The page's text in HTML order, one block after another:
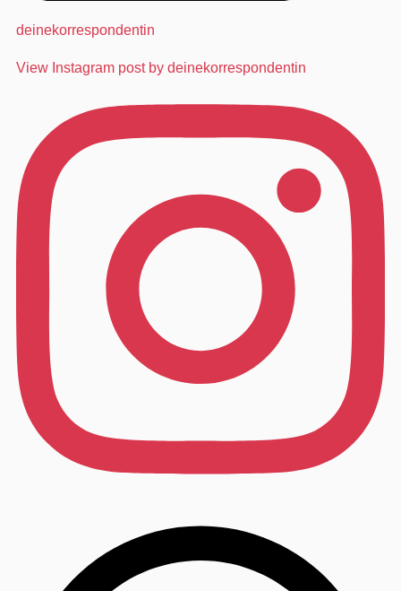
deinekorrespondentin
View Instagram post by deinekorrespondentin